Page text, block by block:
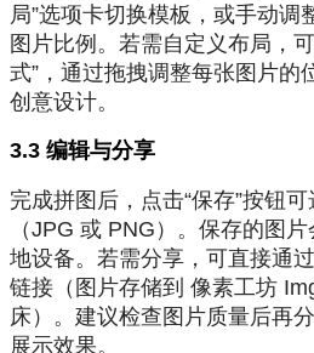
局”选项卡切换模板，或手动调
图片比例。若需自定义布局，
式”，通过拖拽调整每张图片的
创意设计。
3.3 编辑与分享
完成拼图后，点击“保存”按钮
（JPG 或 PNG）。保存的图
地设备。若需分享，可直接通
链接（图片存储到 像素工坊
床）。建议检查图片质量后再
展示效果。